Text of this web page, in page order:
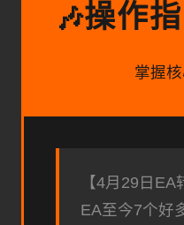
🎶操作
掌握
【4月29日EA
EA至今7个好